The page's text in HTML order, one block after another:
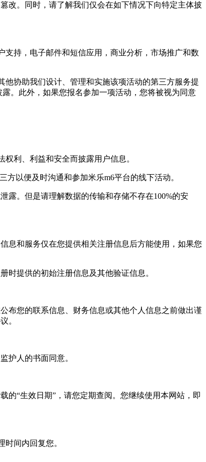
。同时，请了解我们仅会在如下情况下向特定主体披
持，电子邮件和短信应用，商业分析，市场推广和数
协助我们设计、管理和实施该项活动的第三方服务提
。此外，如果您报名参加一项活动，您将被视为同意
利、利益和安全而披露用户信息。
以便及时沟通和参加米乐m6平台的线下活动。
。但是请理解数据的传输和存储不存在100%的安
和服务仅在您提供相关注册信息后方能使用，如果您
提供的初始注册信息及其他验证信息。
您的联系信息、财务信息或其他个人信息之前做出谨
。
护人的书面同意。
“生效日期”，请您定期查阅。您继续使用本网站，即
时间内回复您。